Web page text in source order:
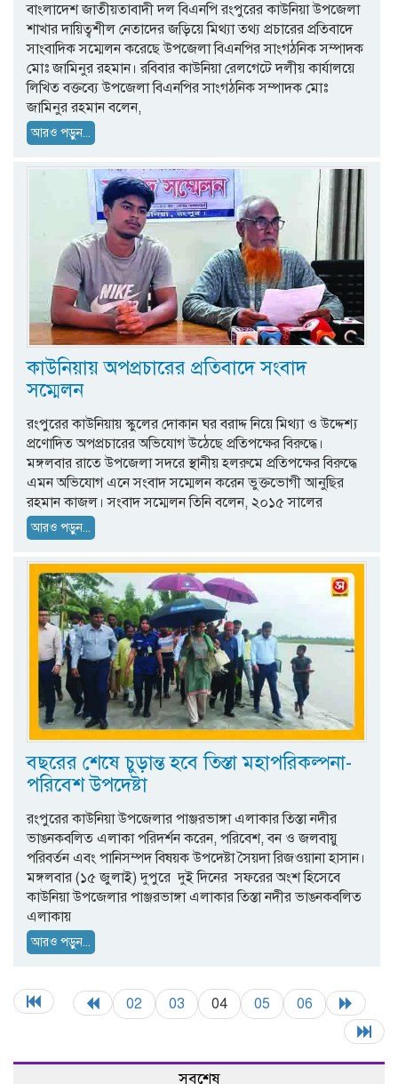
বাংলাদেশ জাতীয়তাবাদী দল বিএনপি রংপুরের কাউনিয়া উপজেলা
শাখার দায়িত্বশীল নেতাদের জড়িয়ে মিথ্যা তথ্য প্রচারের প্রতিবাদে
সাংবাদিক সম্মেলন করেছে উপজেলা বিএনপির সাংগঠনিক সম্পাদক
মোঃ জামিনুর রহমান। রবিবার কাউনিয়া রেলগেটে দলীয় কার্যালয়ে
লিখিত বক্তব্যে উপজেলা বিএনপির সাংগঠনিক সম্পাদক মোঃ
জামিনুর রহমান বলেন,
আরও পড়ুন...
কাউনিয়ায় অপপ্রচারের প্রতিবাদে সংবাদ
সম্মেলন
রংপুরের কাউনিয়ায় স্কুলের দোকান ঘর বরাদ্দ নিয়ে মিথ্যা ও উদ্দেশ্য
প্রণোদিত অপপ্রচারের অভিযোগ উঠেছে প্রতিপক্ষের বিরুদ্ধে।
মঙ্গলবার রাতে উপজেলা সদরে স্থানীয় হলরুমে প্রতিপক্ষের বিরুদ্ধে
এমন অভিযোগ এনে সংবাদ সম্মেলন করেন ভুক্তভোগী আনুছির
রহমান কাজল। সংবাদ সম্মেলন তিনি বলেন, ২০১৫ সালের
আরও পড়ুন...
বছরের শেষে চুড়ান্ত হবে তিস্তা মহাপরিকল্পনা-
পরিবেশ উপদেষ্টা
রংপুরের কাউনিয়া উপজেলার পাঞ্জরভাঙ্গা এলাকার তিস্তা নদীর
ভাঙনকবলিত এলাকা পরিদর্শন করেন, পরিবেশ, বন ও জলবায়ু
পরিবর্তন এবং পানিসম্পদ বিষয়ক উপদেষ্টা সৈয়দা রিজওয়ানা হাসান।
মঙ্গলবার (১৫ জুলাই) দুপুরে দুই দিনের সফরের অংশ হিসেবে
কাউনিয়া উপজেলার পাঞ্জরভাঙ্গা এলাকার তিস্তা নদীর ভাঙনকবলিত
এলাকায়
আরও পড়ুন...
02 03 04 05 06
সবশেষ